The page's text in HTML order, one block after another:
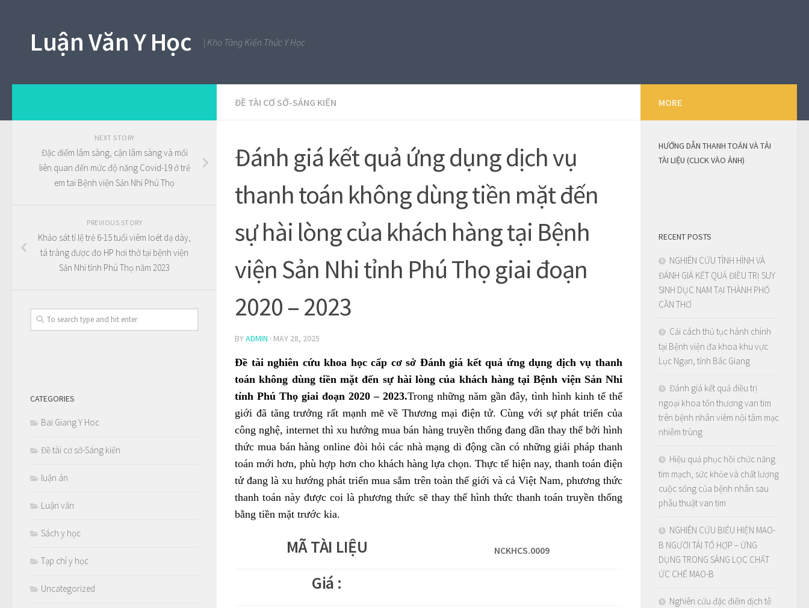
Luận Văn Y Học | Kho Tàng Kiến Thức Y Học
ĐỀ TÀI CƠ SỞ-SÁNG KIẾN
Đánh giá kết quả ứng dụng dịch vụ
thanh toán không dùng tiền mặt đến
sự hài lòng của khách hàng tại Bệnh
viện Sản Nhi tỉnh Phú Thọ giai đoạn
2020 – 2023
BYADMIN · MAY 28, 2025
Đề tài nghiên cứu khoa học cấp cơ sở Đánh giá kết quả ứng dụng dịch vụ thanh
toán không dùng tiền mặt đến sự hài lòng của khách hàng tại Bệnh viện Sản Nhi
tỉnh Phú Thọ giai đoạn 2020 – 2023.Trong những năm gần đây, tình hình kinh tế thế
giới đã tăng trưởng rất mạnh mẽ về Thương mại điện tử. Cùng với sự phát triển của
công nghệ, internet thì xu hướng mua bán hàng truyền thống đang dần thay thế bởi hình
thức mua bán hàng online đòi hỏi các nhà mạng di động cần có những giải pháp thanh
toán mới hơn, phù hợp hơn cho khách hàng lựa chọn. Thực tế hiện nay, thanh toán điện
tử đang là xu hướng phát triển mua sắm trên toàn thế giới và cả Việt Nam, phương thức
thanh toán này được coi là phương thức sẽ thay thế hình thức thanh toán truyền thống
bằng tiền mặt trước kia.
MÃ TÀI LIỆU NCKHCS.0009
Giá :
NEXT STORY
Đặc điểm lâm sàng, cận lâm sàng và mối
liên quan đến mức độ năng Covid-19 ở trẻ
em tai Bệnh viện Sản Nhi Phú Thọ
PREVIOUS STORY
Khảo sát tỉ lệ trẻ 6-15 tuổi viêm loét dạ dày,
tá tràng được đo HP hơi thở tại bệnh viện
Sản Nhi tỉnh Phú Thọ năm 2023
CATEGORIES
Bai Giang Y Hoc
Đề tài cơ sở-Sáng kiến
luận án
Luận văn
Sách y học
Tạp chí y học
Uncategorized
MORE
HƯỚNG DẪN THANH TOÁN VÀ TẢI
TÀI LIỆU (CLICK VÀO ẢNH)
RECENT POSTS
NGHIÊN CỨU TÌNH HÌNH VÀ
ĐÁNH GIÁ KẾT QUẢ ĐIỀU TRỊ SUY
SINH DỤC NAM TẠI THÀNH PHỐ
CẦN THƠ
Cải cách thủ tục hành chính
tại Bệnh viện đa khoa khu vực
Lục Ngạn, tỉnh Bắc Giang
Đánh giá kết quả điều trị
ngoại khoa tổn thương van tim
trên bệnh nhân viêm nội tâm mạc
nhiễm trùng
Hiệu quả phục hồi chức năng
tim mạch, sức khỏe và chất lượng
cuộc sống của bệnh nhân sau
phẫu thuật van tim
NGHIÊN CỨU BIỂU HIỆN MAO-
B NGƯỜI TÁI TỔ HỢP – ỨNG
DỤNG TRONG SÀNG LỌC CHẤT
ỨC CHẾ MAO-B
Nghiên cứu đặc điểm dịch tễ